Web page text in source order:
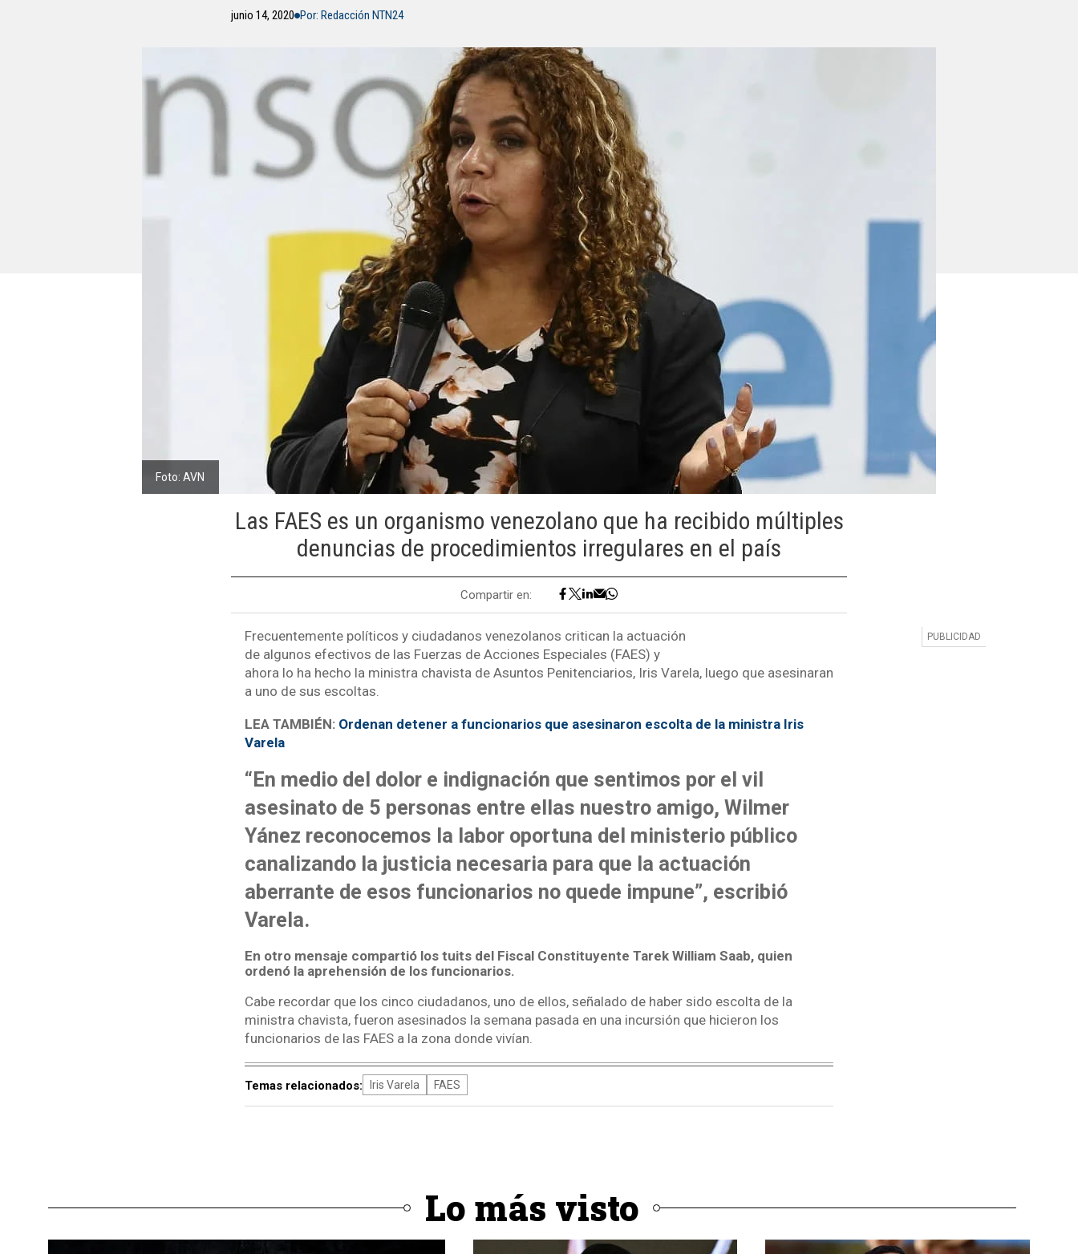
junio 14, 2020 Por: Redacción NTN24
Foto: AVN
Las FAES es un organismo venezolano que ha recibido múltiples
denuncias de procedimientos irregulares en el país
Compartir en:
Frecuentemente políticos y ciudadanos venezolanos critican la actuación
de algunos efectivos de las Fuerzas de Acciones Especiales (FAES) y
ahora lo ha hecho la ministra chavista de Asuntos Penitenciarios, Iris Varela, luego que asesinaran
a uno de sus escoltas.
LEA TAMBIÉN: Ordenan detener a funcionarios que asesinaron escolta de la ministra Iris
Varela
“En medio del dolor e indignación que sentimos por el vil
asesinato de 5 personas entre ellas nuestro amigo, Wilmer
Yánez reconocemos la labor oportuna del ministerio público
canalizando la justicia necesaria para que la actuación
aberrante de esos funcionarios no quede impune”, escribió
Varela.
En otro mensaje compartió los tuits del Fiscal Constituyente Tarek William Saab, quien
ordenó la aprehensión de los funcionarios.
Cabe recordar que los cinco ciudadanos, uno de ellos, señalado de haber sido escolta de la
ministra chavista, fueron asesinados la semana pasada en una incursión que hicieron los
funcionarios de las FAES a la zona donde vivían.
Temas relacionados: Iris Varela FAES
Lo más visto